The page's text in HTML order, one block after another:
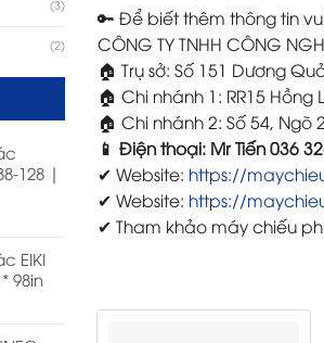
(3)
(2)
128 |
EIKI
98in
🔑 Để biết thêm thông tin
CÔNG TY TNHH CÔNG
🏠 Trụ sở: Số 151 Dương
🏠 Chi nhánh 1: RR15 Hồng
🏠 Chi nhánh 2: Số 54, Ngõ
📱 Điện thoại: Mr Tiến 036
✔ Website: https://
✔ Website: https://
✔ Tham khảo máy chiếu